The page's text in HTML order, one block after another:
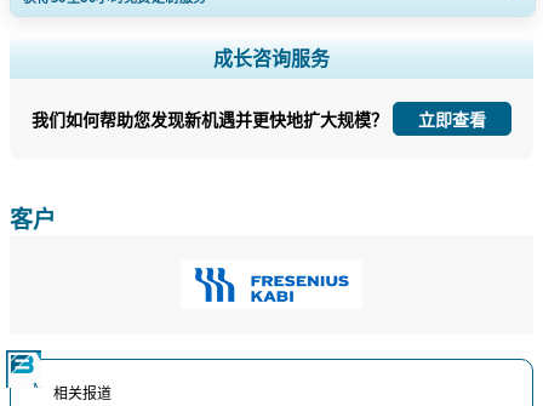
扩大区域和国家覆盖范围， 细分市场分析， 公司简介， 竞争基准分析，
以及最终用户洞察。
立即定制
成长咨询服务
我们如何帮助您发现新机遇并更快地扩大规模？ 立即查看
客户
相关报道